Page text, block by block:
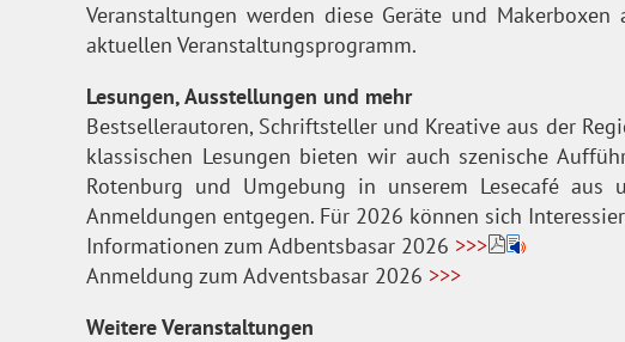
Veranstaltungen werden diese Geräte und
aktuellen Veranstaltungsprogramm.
Lesungen, Ausstellungen und mehr
Bestsellerautoren, Schriftsteller und Kreative aus der
klassischen Lesungen bieten wir auch szenische
Rotenburg und Umgebung in unserem Lesecafé
Anmeldungen entgegen. Für 2026 können sich
Informationen zum Adbentsbasar 2026 >>>
Anmeldung zum Adventsbasar 2026 >>>
Weitere Veranstaltungen